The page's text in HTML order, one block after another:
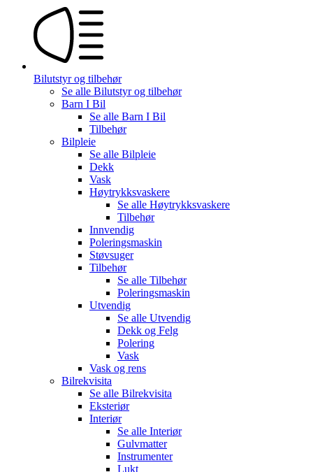
Bilutstyr og tilbehør
Se alle Bilutstyr og tilbehør
Barn I Bil
Se alle Barn I Bil
Tilbehør
Bilpleie
Se alle Bilpleie
Dekk
Vask
Høytrykksvaskere
Se alle Høytrykksvaskere
Tilbehør
Innvendig
Poleringsmaskin
Støvsuger
Tilbehør
Se alle Tilbehør
Poleringsmaskin
Utvendig
Se alle Utvendig
Dekk og Felg
Polering
Vask
Vask og rens
Bilrekvisita
Se alle Bilrekvisita
Eksteriør
Interiør
Se alle Interiør
Gulvmatter
Instrumenter
Lukt